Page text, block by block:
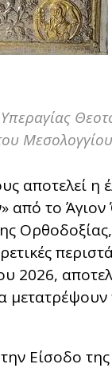
Μεσολογγίου
αποτελεί η
από το
2026,
Είσοδο